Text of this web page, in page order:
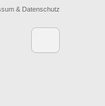
& Datenschutz